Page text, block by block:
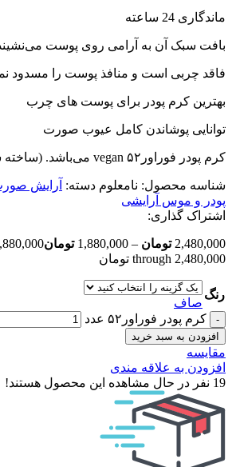
ماندگاری 24 ساعته
بافت سبک آن به آرامی روی پوست
فاقد چربی است و منافذ پوست را مسدود
بهترین کرم‌ پودر برای پوست های چرب
توانایی پوشاندن کامل عیوب صورت
کرم ‌پودر فوراور۵۲ vegan می‌باشد. (ساخته شده از ترکیبات گیاهی)
شناسه محصول: نامعلوم دسته: آرایش
پودر و موس آرایشی
اشتراک گذاری:
2,480,000 تومان –
1,880,000 تومان
through 2,480,000 تومان
رنگ
صاف
کرم ‌پودر فوراور۵۲ عدد
افزودن به سبد خرید
مقایسه
افزودن به علاقه مندی
19 نفر در حال مشاهده این محصول هستند!